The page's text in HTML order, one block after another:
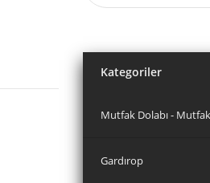
Kategoriler
Mutfak Dolabı -
Gardırop